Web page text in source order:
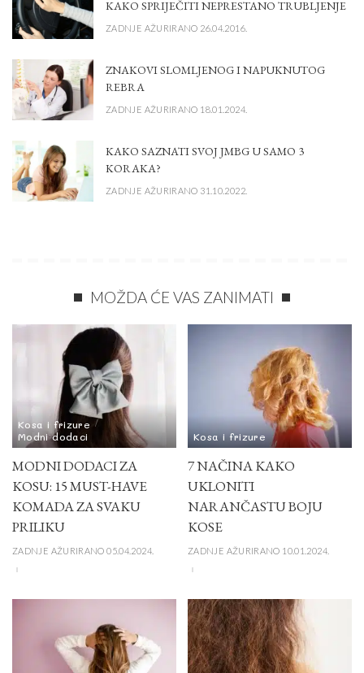
KAKO SPRIJEČITI NEPRESTANO TRUBLJENJE
ZADNJE AŽURIRANO 26.04.2016.
ZNAKOVI SLOMLJENOG I NAPUKNUTOG
REBRA
ZADNJE AŽURIRANO 18.01.2024.
KAKO SAZNATI SVOJ JMBG U SAMO 3
KORAKA?
ZADNJE AŽURIRANO 31.10.2022.
MOŽDA ĆE VAS ZANIMATI
Kosa i frizure
Modni dodaci
MODNI DODACI ZA
KOSU: 15 MUST-HAVE
KOMADA ZA SVAKU
PRILIKU
ZADNJE AŽURIRANO 05.04.2024.
Kosa i frizure
7 NAČINA KAKO
UKLONITI
NARANČASTU BOJU
KOSE
ZADNJE AŽURIRANO 10.01.2024.